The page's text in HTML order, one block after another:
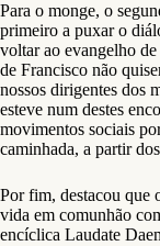
Para o monge, o
primeiro a puxar o
voltar ao evangelho
de Francisco não
nossos dirigentes dos
esteve num destes
movimentos sociais
caminhada, a partir
Por fim, destacou que
vida em comunhão
encíclica Laudate